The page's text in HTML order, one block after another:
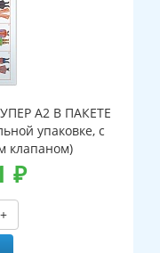
А2 В ПАКЕТЕ
упаковке, с
клапаном)
₽
+